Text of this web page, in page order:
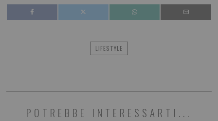
LIFESTYLE
POTREBBE INTERESSARTI...